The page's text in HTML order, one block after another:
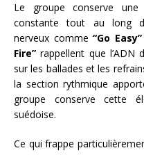
Le groupe conserve
constante tout au long
nerveux comme“Go Easy”
Fire” rappellent que l’ADN
sur les ballades et les
la section rythmique
groupe conserve cette
suédoise.
Ce qui frappe